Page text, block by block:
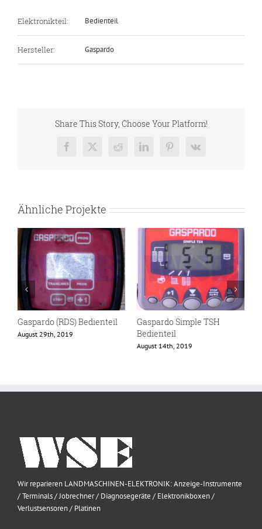
Elektronikteil: Bedienteil
Hersteller: Gaspardo
Share This Story, Choose Your Platform!
Facebook
X RedditLinkedInPinterest
Vk
Ähnliche Projekte
Gaspardo (RDS) Bedienteil
August 29th, 2019
Gaspardo Simple TSH
Bedienteil
August 14th, 2019
Wir reparieren LANDMASCHINEN-ELEKTRONIK: Anzeige-Instrumente
/ Terminals / Jobrechner / Diagnosegeräte / Elektronikboxen /
Verlustsensoren / Platinen